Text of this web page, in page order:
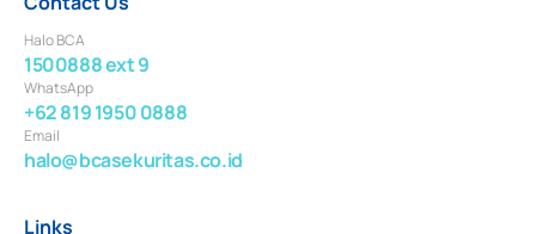
Halo BCA
1500888 ext 9
WhatsApp
+62 819 1950 0888
Email
halo@bcasekuritas.co.id
Links